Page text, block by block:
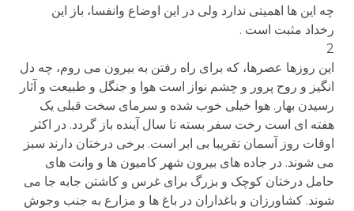
چه این ها اهمیتی ندارد ولی در این اوضاع وانفسا، باز این
رخداد مثبت است .
2
این روزها عصرها، که برای راه رفتن به بیرون می روم، چه دل
انگیز و روح پرور و چشم نواز است هوا و جنگل و طبیعت و آثار
رسیدن بهار. هوا خیلی خوب شده و سرمای سخت قبلی یک
هفته ای است رخت سفر بسته تا سال آینده باز گردد. در اکثر
اوقات روز آسمان تقریبا بی ابر است. برخی درختان دارند سبز
می شوند. در جاده های بیرون شهر کامیون ها و وانت های
حامل درختان کوچک و بزرگ برای غرس و کاشتن جابه جا می
شوند. کشاورزان و باغداران در باغ ها و مزارع به جنب وجوش